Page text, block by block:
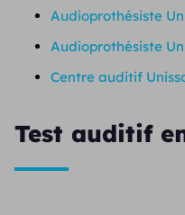
Audioprothésiste
Audioprothésiste
Centre auditif
Test auditif